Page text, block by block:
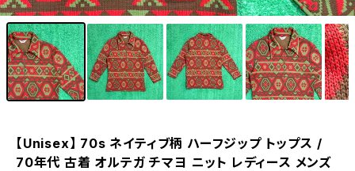
【Unisex】 70s ネイティブ柄 ハーフジップ トップス /
70年代 古着 オルテガ チマヨ ニット レディース メンズ